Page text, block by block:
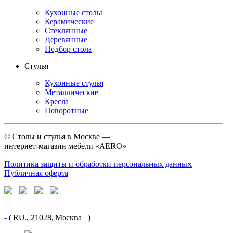
Кухонные столы
Керамические
Стеклянные
Деревянные
Подбор стола
Стулья
Кухонные стулья
Металлические
Кресла
Поворотные
© Столы и стулья в Москве —
интернет-магазин мебели «AERO»
Политика защиты и обработки персональных данных
Публичная оферта
- ( RU., 21028, Москва_ )